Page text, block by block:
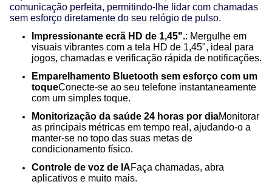
comunicação perfeita, permitindo-lhe lidar com chamadas
sem esforço diretamente do seu relógio de pulso.
Impressionante ecrã HD de 1,45".: Mergulhe em
visuais vibrantes com a tela HD de 1,45", ideal para
jogos, chamadas e verificação rápida de notificações.
Emparelhamento Bluetooth sem esforço com um
toqueConecte-se ao seu telefone instantaneamente
com um simples toque.
Monitorização da saúde 24 horas por diaMonitorar
as principais métricas em tempo real, ajudando-o a
manter-se no topo das suas metas de
condicionamento físico.
Controle de voz de IAFaça chamadas, abra
aplicativos e muito mais.